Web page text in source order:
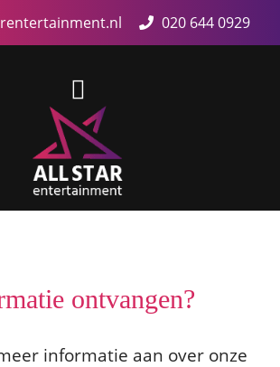
020 644 0929
ontvangen?
informatie aan over onze